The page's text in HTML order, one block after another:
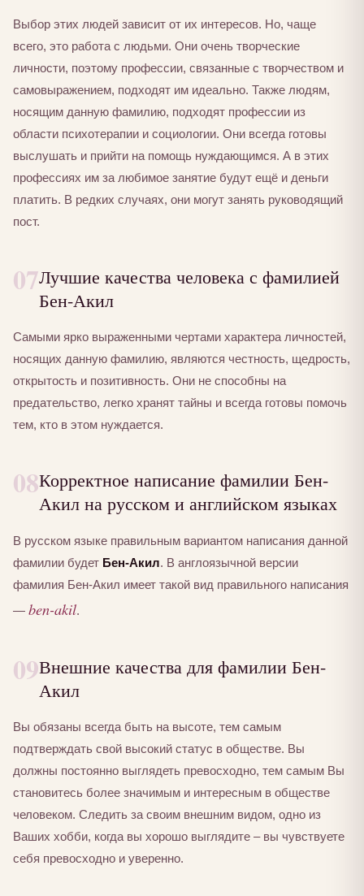
Выбор этих людей зависит от их интересов. Но, чаще
всего, это работа с людьми. Они очень творческие
личности, поэтому профессии, связанные с творчеством и
самовыражением, подходят им идеально. Также людям,
носящим данную фамилию, подходят профессии из
области психотерапии и социологии. Они всегда готовы
выслушать и прийти на помощь нуждающимся. А в этих
профессиях им за любимое занятие будут ещё и деньги
платить. В редких случаях, они могут занять руководящий
пост.
07Лучшие качества человека с фамилией
Бен-Акил
Самыми ярко выраженными чертами характера личностей,
носящих данную фамилию, являются честность, щедрость,
открытость и позитивность. Они не способны на
предательство, легко хранят тайны и всегда готовы помочь
тем, кто в этом нуждается.
08Корректное написание фамилии Бен-
Акил на русском и английском языках
В русском языке правильным вариантом написания данной
фамилии будет Бен-Акил. В англоязычной версии
фамилия Бен-Акил имеет такой вид правильного написания
— ben-akil.
09Внешние качества для фамилии Бен-
Акил
Вы обязаны всегда быть на высоте, тем самым
подтверждать свой высокий статус в обществе. Вы
должны постоянно выглядеть превосходно, тем самым Вы
становитесь более значимым и интересным в обществе
человеком. Следить за своим внешним видом, одно из
Ваших хобби, когда вы хорошо выглядите – вы чувствуете
себя превосходно и уверенно.